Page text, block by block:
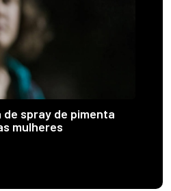
spray de pimenta
mulheres